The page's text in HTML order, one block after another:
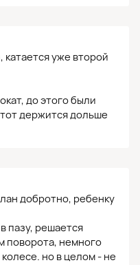
катается уже второй
до этого были
держится дольше
добротно, ребенку
пазу, решается
поворота, немного
но в целом - не